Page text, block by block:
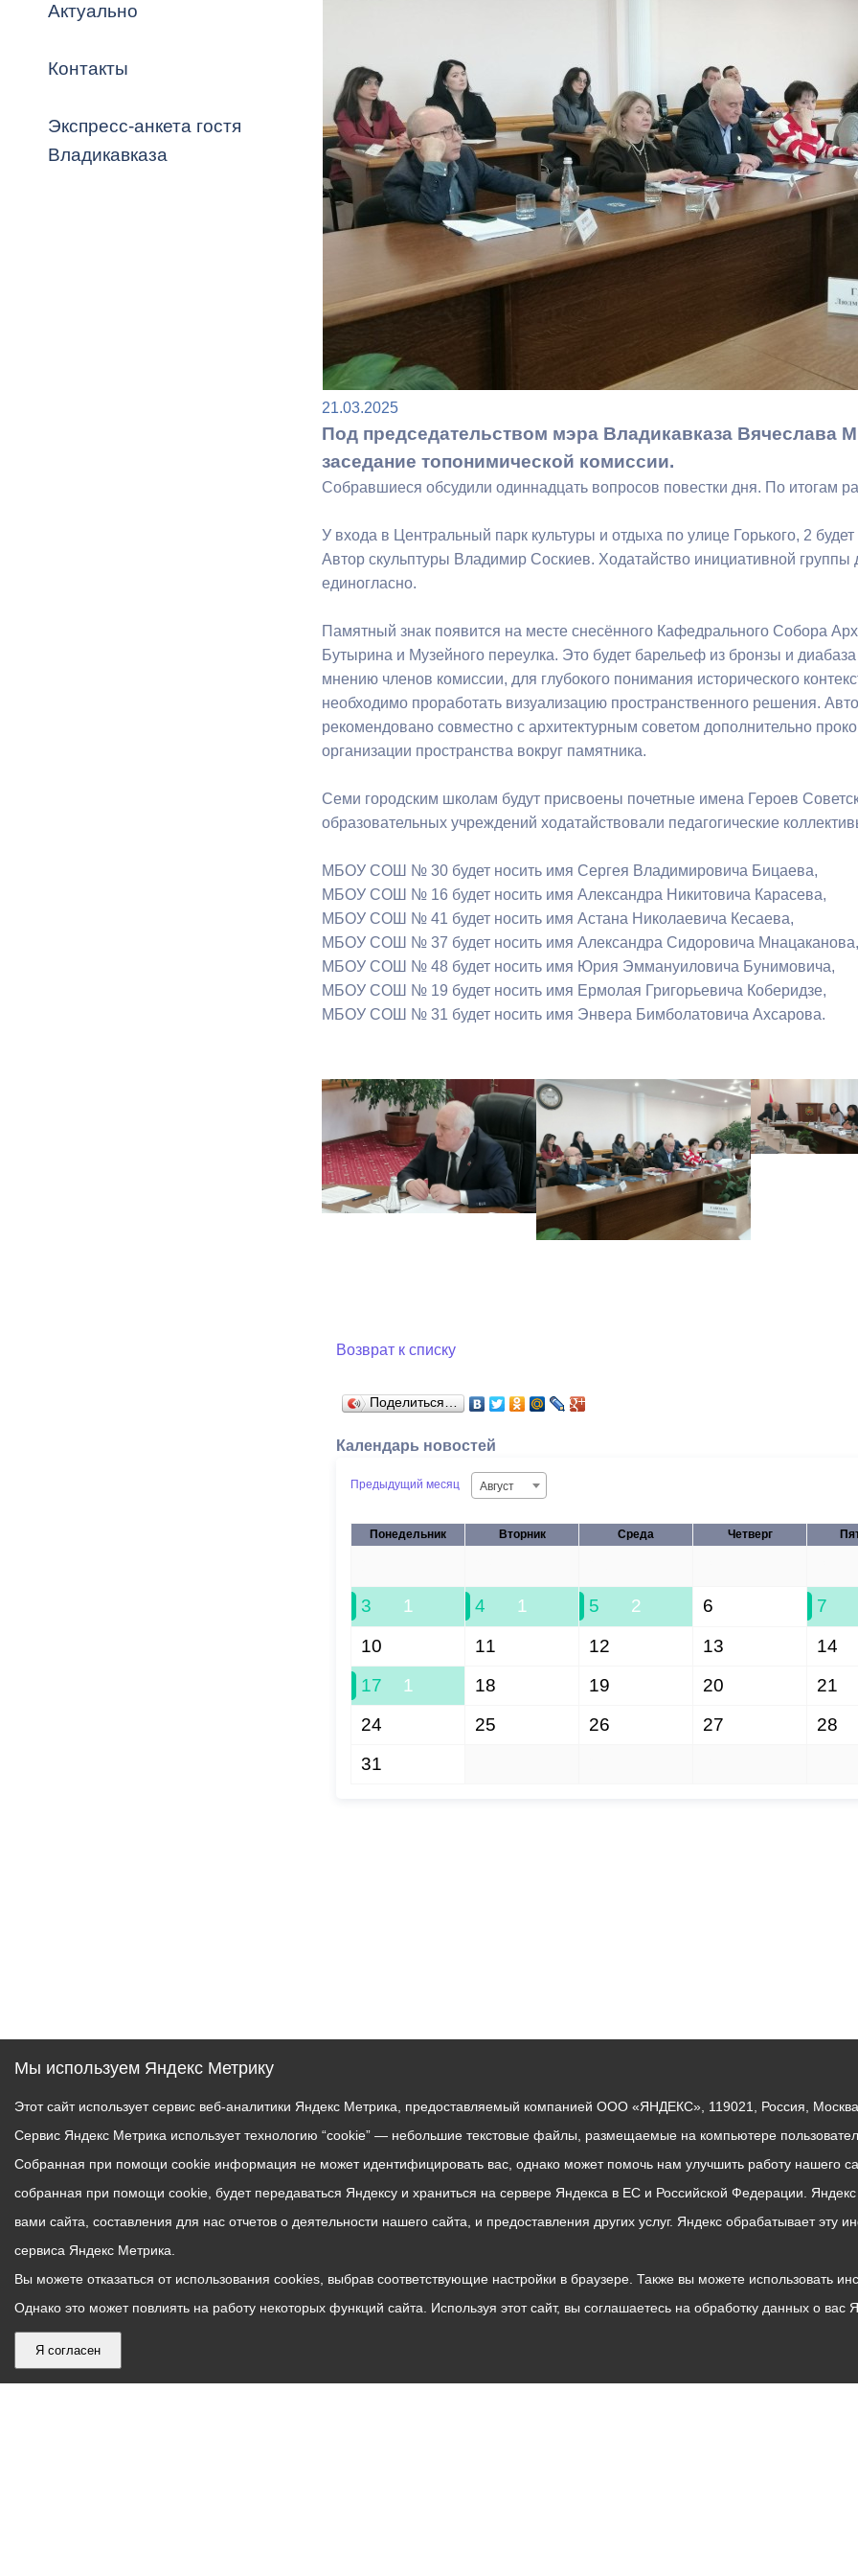
ОРВ и экспертиза НПА Контактная информация
Оценка деятельности органов
местного самоуправления
Списки граждан, состоящих на
учете в качестве нуждающихся в
улучшении жилищных условий
г. Владикавказ
Открытые данные
Общественное обсуждение
Информация о результатах
Порядок обжалования решений
Муниципальный контроль Выборы 2026
Актуально
Контакты
Экспресс-анкета гостя
Владикавказа
21.03.2025
Под председательством мэра Владикавказа Вячеслава
заседание топонимической комиссии.
Собравшиеся обсудили одиннадцать вопросов повестки дня. По итогам
У входа в Центральный парк культуры и отдыха по улице Горького, 2
Автор скульптуры Владимир Соскиев. Ходатайство инициативной группы
единогласно.
Памятный знак появится на месте снесённого Кафедрального Собора
Бутырина и Музейного переулка. Это будет барельеф из бронзы и
мнению членов комиссии, для глубокого понимания исторического
необходимо проработать визуализацию пространственного решения.
рекомендовано совместно с архитектурным советом дополнительно
организации пространства вокруг памятника.
Семи городским школам будут присвоены почетные имена Героев
образовательных учреждений ходатайствовали педагогические
МБОУ СОШ № 30 будет носить имя Сергея Владимировича Бицаева,
МБОУ СОШ № 16 будет носить имя Александра Никитовича Карасева,
МБОУ СОШ № 41 будет носить имя Астана Николаевича Кесаева,
МБОУ СОШ № 37 будет носить имя Александра Сидоровича Мнацаканова,
МБОУ СОШ № 48 будет носить имя Юрия Эммануиловича Бунимовича,
МБОУ СОШ № 19 будет носить имя Ермолая Григорьевича Коберидзе,
МБОУ СОШ № 31 будет носить имя Энвера Бимболатовича Ахсарова.
Возврат к списку
Поделиться…
Календарь новостей
Предыдущий месяц Август
Понедельник Вторник Среда Четверг
3
1 4 1 5 2 6
7
10
11 12 13
14
17
1 18 19 20
21
24
25 26 27
28
31
Мы используем Яндекс Метрику
Этот сайт использует сервис веб-аналитики Яндекс Метрика, предоставляемый компанией ООО «ЯНДЕКС», 119021, Россия,
Сервис Яндекс Метрика использует технологию “cookie” — небольшие текстовые файлы, размещаемые на компьютере
Собранная при помощи cookie информация не может идентифицировать вас, однако может помочь нам улучшить работу нашего
собранная при помощи cookie, будет передаваться Яндексу и храниться на сервере Яндекса в ЕС и Российской Федерации.
вами сайта, составления для нас отчетов о деятельности нашего сайта, и предоставления других услуг. Яндекс обрабатывает
сервиса Яндекс Метрика.
Вы можете отказаться от использования cookies, выбрав соответствующие настройки в браузере. Также вы можете использовать
Однако это может повлиять на работу некоторых функций сайта. Используя этот сайт, вы соглашаетесь на обработку данных о
Я согласен